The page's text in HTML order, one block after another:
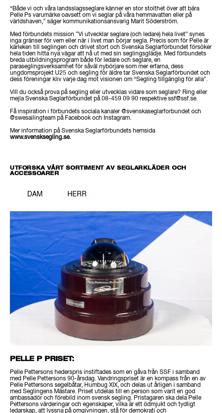
“Både vi och våra landsslagsseglare känner en stor stolthet över att bära
Pelle Ps varumärke oavsett om vi seglar på våra hemmavatten eller på
världshaven,” säger kommunikationsansvarig Marit Söderström.
Med förbundets mission ”Vi utvecklar seglare (och ledare) hela livet” synes
inga gränser för vem eller när i livet man börjar segla. Precis som för Pelle är
kärleken till seglingen och drivet stort och Svenska Seglarförbundet försöker
hela tiden hitta nya vägar att nå ut med sin seglingsglädje. Med förbundets
breda utbildningsprogram både för ledare och seglare, en
paraseglingsverksamhet för såväl nybörjare som mer erfarna, dess
ungdomsprojekt U25 och segling för äldre tar Svenska Seglarförbundet och
dess föreningar kliv varje dag mot visionen om “Segling tillgänglig för alla”.
Vill du också prova på segling eller utvecklas vidare som seglare? Ring eller
mejla Svenska Seglarförbundet på 08-459 09 90 respektive ssf@ssf.se.
Få inspiration i förbundets sociala kanaler @svenskaseglarforbundet och
@swesailingteam på Facebook och Instagram.
Mer information på Svenska Seglarförbundets hemsida
www.svensksegling.se.
UTFORSKA VÅRT SORTIMENT AV SEGLARKLÄDER OCH
ACCESSOARER
DAM HERR
PELLE P PRISET:
Pelle Pettersons hederspris instiftades som en gåva från SSF i samband
med Pelle Pettersons 90-årsdag. Vandringspriset är en kompass från en av
Pelle Pettersons segelbåtar, Humbug XIX, och delas ut årligen i samband
med Seglingens Mästare. Priset utdelas till en person som varit en god
ambassadör och förebild inom svensk segling. Pristagaren ska dela Pelle
Pettersons värderingar och egenskaper, vilka är ett ödmjukt och tydligt
ledarskap, att lyssna på omgivningen, stå för demokrati och